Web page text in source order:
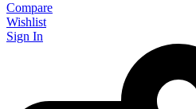
Compare
Wishlist
Sign In